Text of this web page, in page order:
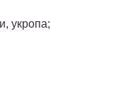
укропа;